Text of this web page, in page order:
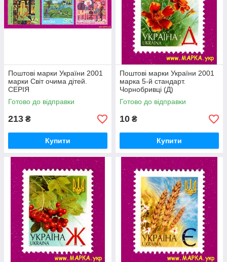
Поштові марки України 2001
марки Світ очима дітей.
СЕРІЯ
Готово до відправки
213 ₴
Купити
Поштові марки України 2001
марка 5-й стандарт.
Чорнобривці (Д)
Готово до відправки
10 ₴
Купити